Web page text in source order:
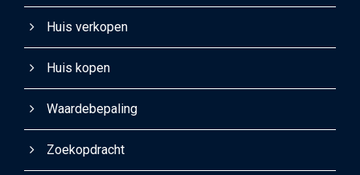
Huis verkopen
Huis kopen
Waardebepaling
Zoekopdracht